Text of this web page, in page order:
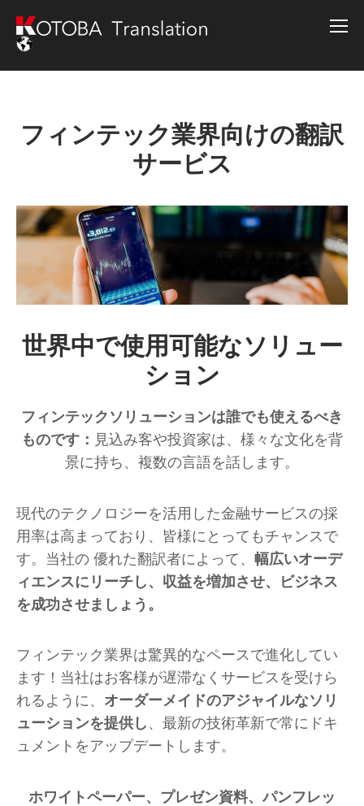
フィンテック業界向けの翻訳
サービス
世界中で使用可能なソリュー
ション
フィンテックソリューションは誰でも使えるべき
ものです： 見込み客や投資家は、様々な文化を背
景に持ち、複数の言語を話します。
現代のテクノロジーを活用した金融サービスの採
用率は高まっており、皆様にとってもチャンスで
す。当社の 優れた翻訳者によって、 幅広いオーデ
ィエンスにリーチし、収益を増加させ、ビジネス
を成功させましょう。
フィンテック業界は驚異的なペースで進化してい
ます！当社はお客様が遅滞なくサービスを受けら
れるように、 オーダーメイドのアジャイルなソリ
ューションを提供し 、最新の技術革新で常にドキ
ュメントをアップデートします。
ホワイトペーパー、プレゼン資料、パンフレッ